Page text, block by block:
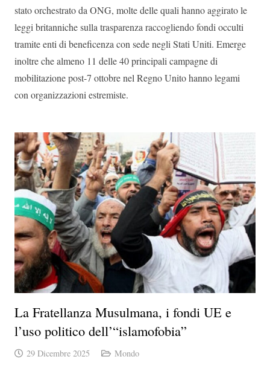
stato orchestrato da ONG, molte delle quali hanno aggirato le
leggi britanniche sulla trasparenza raccogliendo fondi occulti
tramite enti di beneficenza con sede negli Stati Uniti. Emerge
inoltre che almeno 11 delle 40 principali campagne di
mobilitazione post-7 ottobre nel Regno Unito hanno legami
con organizzazioni estremiste.
La Fratellanza Musulmana, i fondi UE e
l’uso politico dell’“islamofobia”
29 Dicembre 2025 Mondo